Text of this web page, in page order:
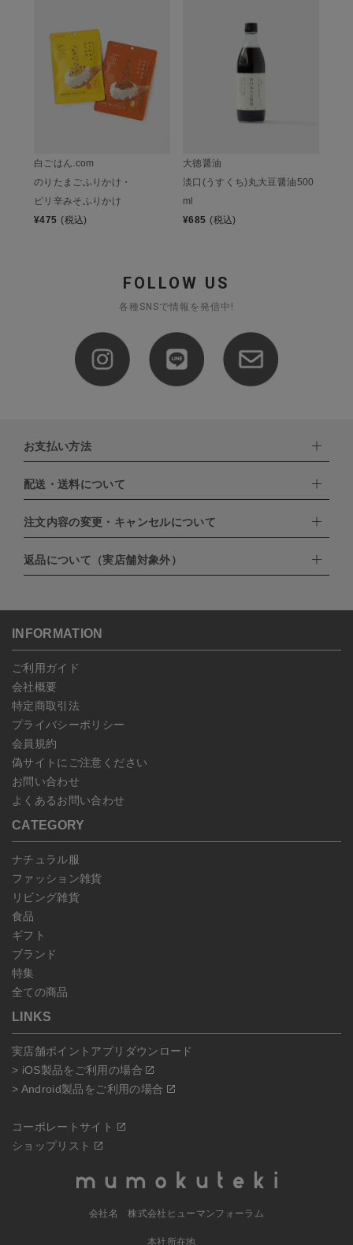
白ごはん.com
のりたまごふりかけ・
ピリ辛みそふりかけ
¥475 (税込)
大徳醤油
淡口(うすくち)丸大豆醤油500
ml
¥685 (税込)
FOLLOW US
各種SNSで情報を発信中!
お支払い方法
下記お支払い方法よりお選びいただけます。
・クレジットカード（VISA,mastercard,JCB,AMERICAN
EXPRESS,Diners Club）
・PayPay
・NP後払い
配送・送料について
配達業者：日本郵便
北海道：1,400円
沖縄：1,400円
注文内容の変更・キャンセルについて
ご注文日当日から翌日のAM9:00までにご連絡頂いた場合はキャン
セルは可能です。
ンセルしていただいた後、ご希望の商品のみ再度ご注文お願いしま
予約商品など一部キャンセルが出来ない場合がございます。あらか
じめご了承ください。
返品について（実店舗対象外）
こちらよりご依頼ください。
INFORMATION
ご利用ガイド
会社概要
特定商取引法
プライバシーポリシー
会員規約
偽サイトにご注意ください
お問い合わせ
よくあるお問い合わせ
CATEGORY
ナチュラル服
ファッション雑貨
リビング雑貨
食品
ギフト
ブランド
特集
全ての商品
LINKS
実店舗ポイントアプリダウンロード
> iOS製品をご利用の場合
> Android製品をご利用の場合
コーポレートサイト
ショップリスト
会社名 株式会社ヒューマンフォーラム
本社所在地